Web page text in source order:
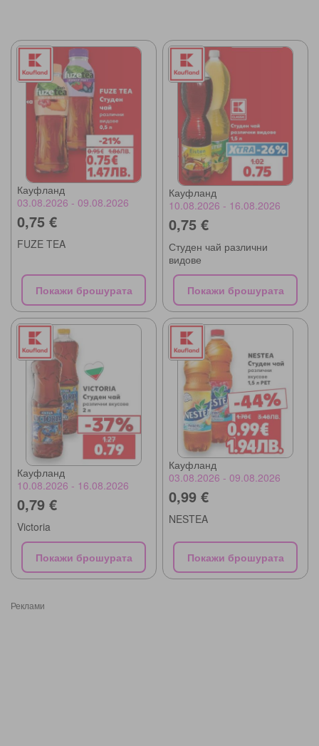
Кауфланд
03.08.2026 - 09.08.2026
0,75 €
FUZE TEA
Покажи брошурата
Кауфланд
10.08.2026 - 16.08.2026
0,75 €
Студен чай различни
видове
Покажи брошурата
Кауфланд
10.08.2026 - 16.08.2026
0,79 €
Victoria
Покажи брошурата
Кауфланд
03.08.2026 - 09.08.2026
0,99 €
NESTEA
Покажи брошурата
Реклами